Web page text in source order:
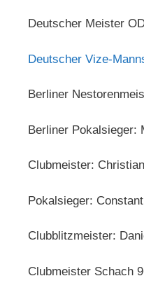
Deutscher Meister
Deutscher Vize-
Berliner
Berliner Pokalsieger:
Clubmeister:
Pokalsieger:
Clubblitzmeister:
Clubmeister Schach